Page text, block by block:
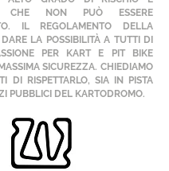
CHE NON PUÒ ESSERE
IL REGOLAMENTO DELLA
LA POSSIBILITÀ A TUTTI DI
PER KART E PIT BIKE
SICUREZZA. CHIEDIAMO
DI RISPETTARLO, SIA IN PISTA
PUBBLICI DEL KARTODROMO.